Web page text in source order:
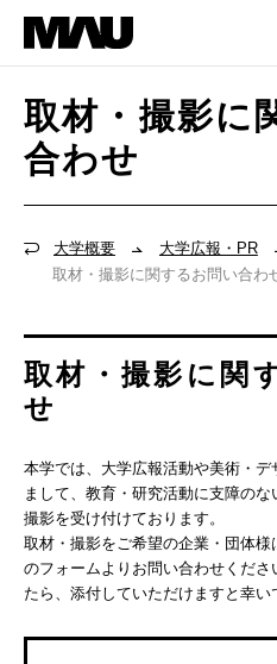
大学概要
大学広報・PR
取材・撮影に関するお問い合わ
取材・撮影に
合わせ
取材・撮影に関
せ
本学では、大学広報活動や美術・
まして、教育・研究活動に支障の
撮影を受け付けております。
取材・撮影をご希望の企業・団体
のフォームよりお問い合わせくだ
たら、添付していただけますと幸い